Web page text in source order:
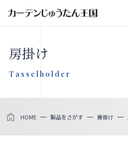
会社案内
お知らせ
房掛け
Tasselholder
HOME 製品をさがす 房掛け